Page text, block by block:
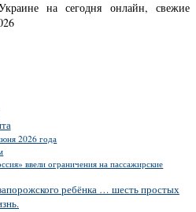
на сегодня онлайн, свежие
2026 года
ввели ограничения на пассажирские
ребёнка … шесть простых